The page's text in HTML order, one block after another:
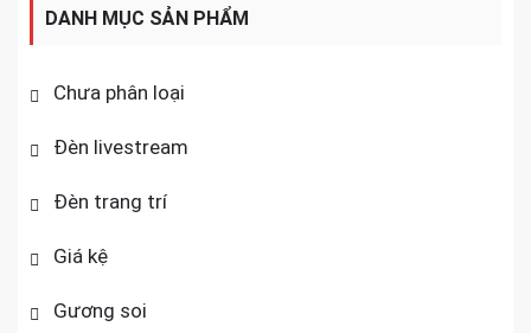
DANH MỤC SẢN PHẨM
Chưa phân loại
Đèn livestream
Đèn trang trí
Giá kệ
Gương soi